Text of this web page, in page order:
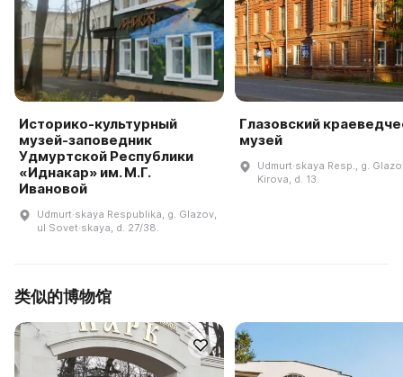
Историко-культурный
музей-заповедник
Удмуртской Республики
«Иднакар» им. М.Г.
Ивановой
Udmurt·skaya Respublika, g. Glazov,
ul Sovet·skaya, d. 27/38.
Глазовский
музей
Udmurt·skaya Resp., g.
Kirova, d. 13.
类似的博物馆